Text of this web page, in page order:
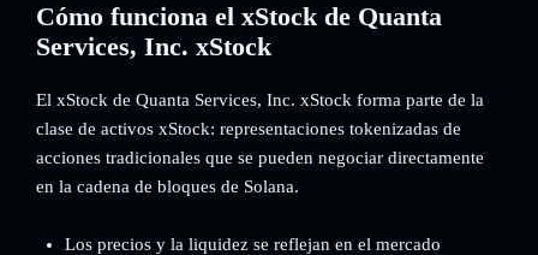
Cómo funciona el xStock de Quanta
Services, Inc. xStock
El xStock de Quanta Services, Inc. xStock forma parte de la
clase de activos xStock: representaciones tokenizadas de
acciones tradicionales que se pueden negociar directamente
en la cadena de bloques de Solana.
Los precios y la liquidez se reflejan en el mercado